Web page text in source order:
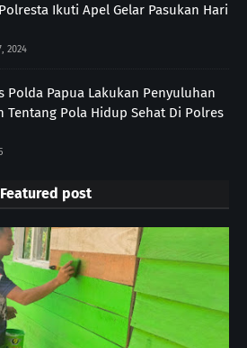
Ikuti Apel Gelar Pasukan Hari
2024
Polda Papua Lakukan Penyuluhan
Tentang Pola Hidup Sehat Di Polres
Featured post